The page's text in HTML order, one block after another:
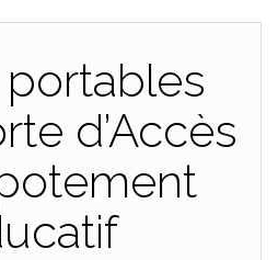
portables
d’Accès